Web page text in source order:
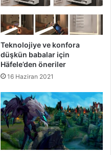
Teknolojiye ve konfora
düşkün babalar için
Häfele’den öneriler
16 Haziran 2021